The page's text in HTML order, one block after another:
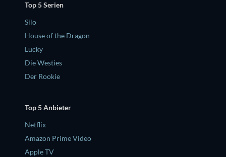
Top 5 Serien
Silo
House of the Dragon
Lucky
Die Westies
Der Rookie
Top 5 Anbieter
Netflix
Amazon Prime Video
Apple TV